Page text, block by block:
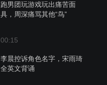
跑男团玩游戏玩出痛苦面
具，周深痛骂其他“鸟”
00:15
李晨控诉角色名字，宋雨琦
全英文背诵